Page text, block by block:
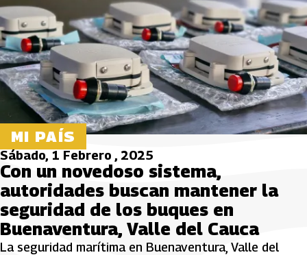
MI PAÍS
Sábado, 1 Febrero , 2025
Con un novedoso sistema,
autoridades buscan mantener la
seguridad de los buques en
Buenaventura, Valle del Cauca
La seguridad marítima en Buenaventura, Valle del